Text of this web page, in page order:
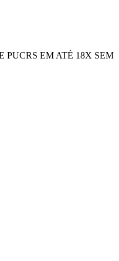
PUCRS EM ATÉ 18X SEM